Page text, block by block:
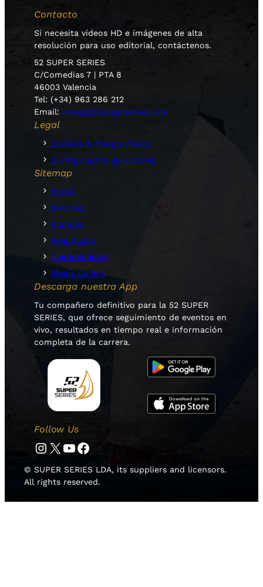
Contacto
Si necesita vídeos HD e imágenes de alta
resolución para uso editorial, contáctenos.
52 SUPER SERIES
C/Comedias 7 | PTA 8
46003 Valencia
Tel: (+34) 963 286 212
Email: press@52superseries.com
Legal
Cookies & Privacy Policy
Configuración de cookies
Sitemap
Home
Noticias
Equipos
Resultados
Sostenibilidad
Media Gallery
Descarga nuestra App
Tu compañero definitivo para la 52 SUPER
SERIES, que ofrece seguimiento de eventos en
vivo, resultados en tiempo real e información
completa de la carrera.
Follow Us
Instagram Twitter YouTube Facebook
© SUPER SERIES LDA, its suppliers and licensors.
All rights reserved.